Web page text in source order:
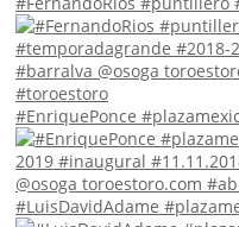
#EnriquePonce
#LuisDavidAdame